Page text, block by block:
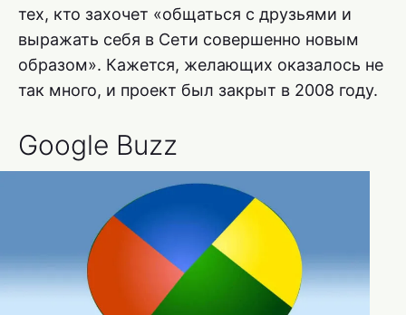
тех, кто захочет «общаться с друзьями и
выражать себя в Сети совершенно новым
образом». Кажется, желающих оказалось не
так много, и проект был закрыт в 2008 году.
Google Buzz